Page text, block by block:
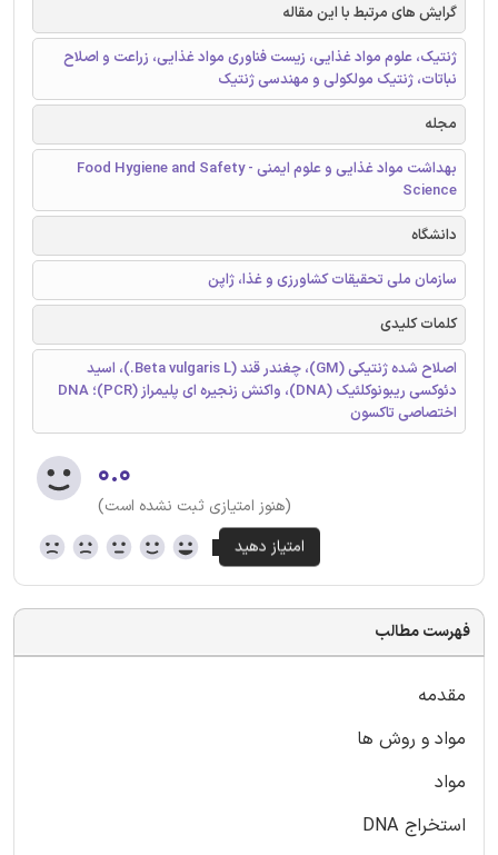
گرایش های مرتبط با این مقاله
ژنتیک، علوم مواد غذایی، زیست فناوری مواد غذایی، زراعت و اصلاح
نباتات، ژنتیک مولکولی و مهندسی ژنتیک
مجله
بهداشت مواد غذایی و علوم ایمنی - Food Hygiene and Safety
Science
دانشگاه
سازمان ملی تحقیقات کشاورزی و غذا، ژاپن
کلمات کلیدی
اصلاح شده ژنتیکی (GM)، چغندر قند (Beta vulgaris L.)، اسید
دئوکسی ریبونوکلئیک (DNA)، واکنش زنجیره ای پلیمراز (PCR)؛ DNA
اختصاصی تاکسون
۰.۰
(هنوز امتیازی ثبت نشده است)
فهرست مطالب
مقدمه
مواد و روش ها
مواد
استخراج DNA